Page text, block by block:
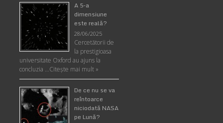
A 5-a
dimensiune
este reală?
28/06/2025
Cercetătorii de
la prestigioasa
universitate Oxford au ajuns la
concluzia …Citește mai mult »
De ce nu se va
reîntoarce
niciodată NASA
pe Lună?